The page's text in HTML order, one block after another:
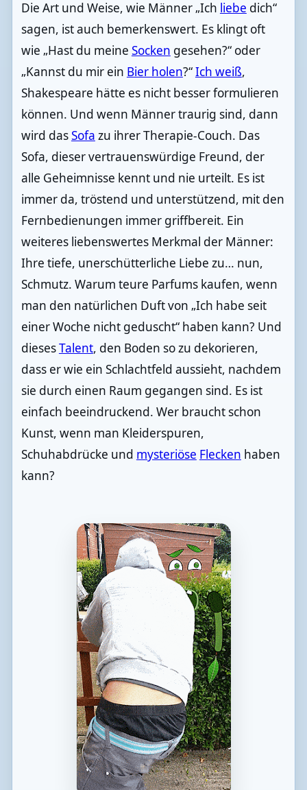
Die Art und Weise, wie Männer „Ich liebe dich“
sagen, ist auch bemerkenswert. Es klingt oft
wie „Hast du meine Socken gesehen?“ oder
„Kannst du mir ein Bier holen?“Ich weiß,
Shakespeare hätte es nicht besser formulieren
können. Und wenn Männer traurig sind, dann
wird dasSofa zu ihrer Therapie-Couch. Das
Sofa, dieser vertrauenswürdige Freund, der
alle Geheimnisse kennt und nie urteilt. Es ist
immer da, tröstend und unterstützend, mit den
Fernbedienungen immer griffbereit. Ein
weiteres liebenswertes Merkmal der Männer:
Ihre tiefe, unerschütterliche Liebe zu… nun,
Schmutz. Warum teure Parfums kaufen, wenn
man den natürlichen Duft von „Ich habe seit
einer Woche nicht geduscht“ haben kann? Und
diesesTalent, den Boden so zu dekorieren,
dass er wie ein Schlachtfeld aussieht, nachdem
sie durch einen Raum gegangen sind. Es ist
einfach beeindruckend. Wer braucht schon
Kunst, wenn man Kleiderspuren,
Schuhabdrücke und mysteriöse Flecken haben
kann?